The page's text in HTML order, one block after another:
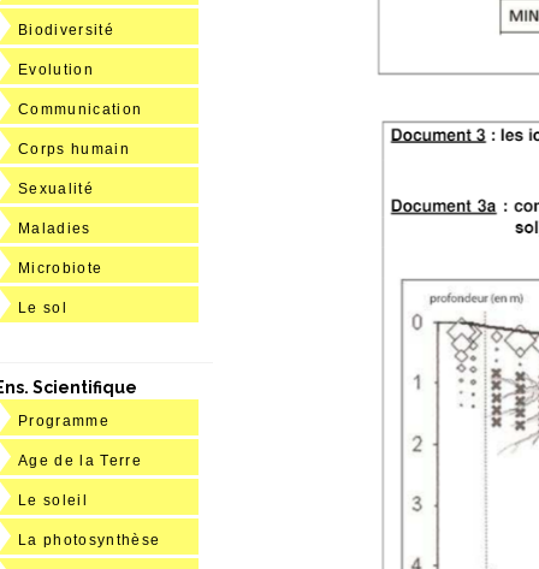
Biodiversité
Evolution
Communication
Corps humain
Sexualité
Maladies
Microbiote
Le sol
Scientifique
Programme
Age de la Terre
Le soleil
La photosynthèse